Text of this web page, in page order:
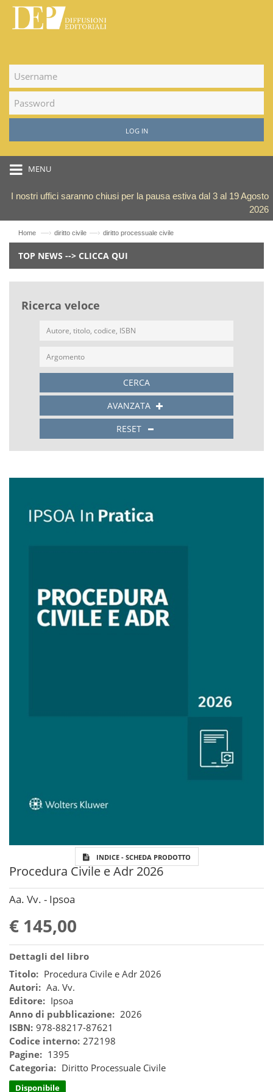
LOG IN
MENU
I nostri uffici saranno chiusi per la pausa estiva dal 3 al 19 Agosto
2026
Home —› diritto civile —› diritto processuale civile
TOP NEWS --> CLICCA QUI
Ricerca veloce
CERCA
AVANZATA
RESET
INDICE - SCHEDA PRODOTTO
Procedura Civile e Adr 2026
Aa. Vv. - Ipsoa
€ 145,00
Dettagli del libro
Titolo: Procedura Civile e Adr 2026
Autori: Aa. Vv.
Editore: Ipsoa
Anno di pubblicazione: 2026
ISBN: 978-88217-87621
Codice interno: 272198
Pagine: 1395
Categoria: Diritto Processuale Civile
Disponibile